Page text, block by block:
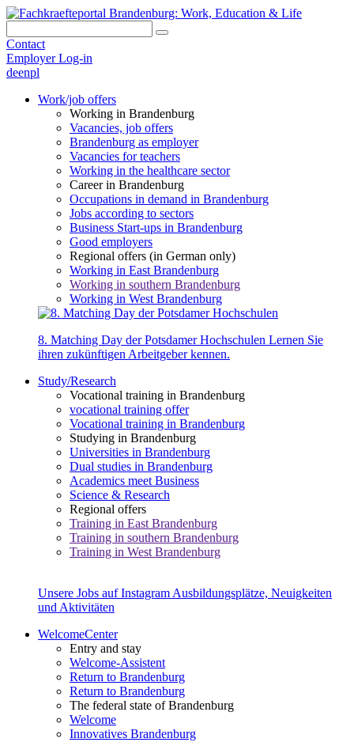
Contact
Employer Log-in
deenpl
Work/job offers
Working in Brandenburg
Vacancies, job offers
Brandenburg as employer
Vacancies for teachers
Working in the healthcare sector
Career in Brandenburg
Occupations in demand in Brandenburg
Jobs according to sectors
Business Start-ups in Brandenburg
Good employers
Regional offers (in German only)
Working in East Brandenburg
Working in southern Brandenburg
Working in West Brandenburg
8. Matching Day der Potsdamer Hochschulen Lernen Sie
ihren zukünftigen Arbeitgeber kennen.
Study/Research
Vocational training in Brandenburg
vocational training offer
Vocational training in Brandenburg
Studying in Brandenburg
Universities in Brandenburg
Dual studies in Brandenburg
Academics meet Business
Science & Research
Regional offers
Training in East Brandenburg
Training in southern Brandenburg
Training in West Brandenburg
Unsere Jobs auf Instagram Ausbildungsplätze, Neuigkeiten
und Aktivitäten
WelcomeCenter
Entry and stay
Welcome-Assistent
Return to Brandenburg
Return to Brandenburg
The federal state of Brandenburg
Welcome
Innovatives Brandenburg